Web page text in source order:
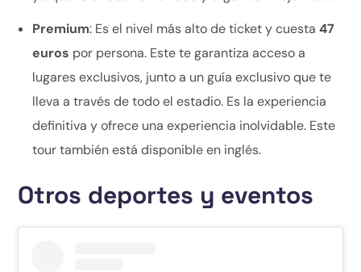
Premium: Es el nivel más alto de ticket y cuesta 47
euros por persona. Este te garantiza acceso a
lugares exclusivos, junto a un guía exclusivo que te
lleva a través de todo el estadio. Es la experiencia
definitiva y ofrece una experiencia inolvidable. Este
tour también está disponible en inglés.
Otros deportes y eventos